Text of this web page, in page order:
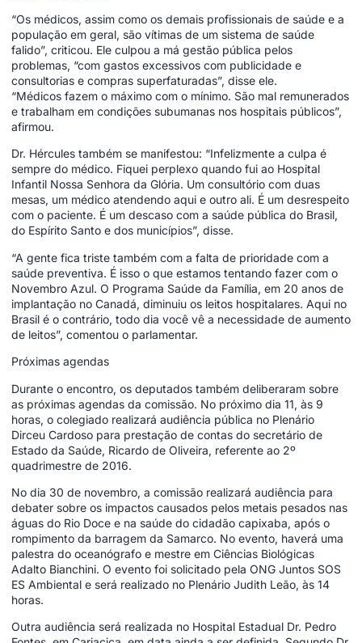
“Os médicos, assim como os demais profissionais de saúde e a
população em geral, são vítimas de um sistema de saúde
falido”, criticou. Ele culpou a má gestão pública pelos
problemas, “com gastos excessivos com publicidade e
consultorias e compras superfaturadas”, disse ele.
“Médicos fazem o máximo com o mínimo. São mal remunerados
e trabalham em condições subumanas nos hospitais públicos”,
afirmou.
Dr. Hércules também se manifestou: “Infelizmente a culpa é
sempre do médico. Fiquei perplexo quando fui ao Hospital
Infantil Nossa Senhora da Glória. Um consultório com duas
mesas, um médico atendendo aqui e outro ali. É um desrespeito
com o paciente. É um descaso com a saúde pública do Brasil,
do Espírito Santo e dos municípios”, disse.
“A gente fica triste também com a falta de prioridade com a
saúde preventiva. É isso o que estamos tentando fazer com o
Novembro Azul. O Programa Saúde da Família, em 20 anos de
implantação no Canadá, diminuiu os leitos hospitalares. Aqui no
Brasil é o contrário, todo dia você vê a necessidade de aumento
de leitos”, comentou o parlamentar.
Próximas agendas
Durante o encontro, os deputados também deliberaram sobre
as próximas agendas da comissão. No próximo dia 11, às 9
horas, o colegiado realizará audiência pública no Plenário
Dirceu Cardoso para prestação de contas do secretário de
Estado da Saúde, Ricardo de Oliveira, referente ao 2º
quadrimestre de 2016.
No dia 30 de novembro, a comissão realizará audiência para
debater sobre os impactos causados pelos metais pesados nas
águas do Rio Doce e na saúde do cidadão capixaba, após o
rompimento da barragem da Samarco. No evento, haverá uma
palestra do oceanógrafo e mestre em Ciências Biológicas
Adalto Bianchini. O evento foi solicitado pela ONG Juntos SOS
ES Ambiental e será realizado no Plenário Judith Leão, às 14
horas.
Outra audiência será realizada no Hospital Estadual Dr. Pedro